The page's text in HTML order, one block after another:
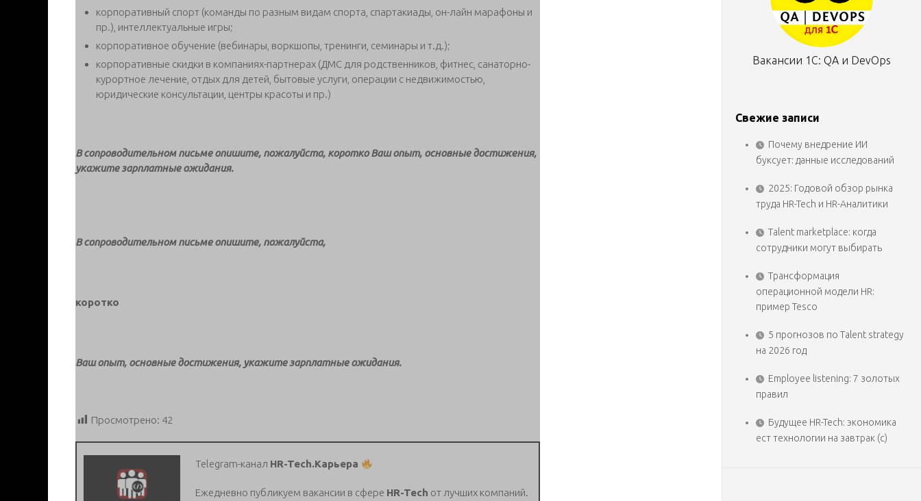
корпоративный спорт (команды по разным видам спорта, спартакиады, он-лайн марафоны и
пр.), интеллектуальные игры;
корпоративное обучение (вебинары, воркшопы, тренинги, семинары и т.д.);
корпоративные скидки в компаниях-партнерах (ДМС для родственников, фитнес, санаторно-
курортное лечение, отдых для детей, бытовые услуги, операции с недвижимостью,
юридические консультации, центры красоты и пр.)
В сопроводительном письме опишите, пожалуйста, коротко Ваш опыт, основные достижения,
укажите зарплатные ожидания.
В сопроводительном письме опишите, пожалуйста,
коротко
Ваш опыт, основные достижения, укажите зарплатные ожидания.
Просмотрено: 42
Telegram-канал HR-Tech.Карьера
Ежедневно публикуем вакансии в сфере HR-Tech от лучших компаний.
Вакансии 1С: QA и DevOps
Свежие записи
Почему внедрение ИИ
буксует: данные исследований
2025: Годовой обзор рынка
труда HR-Tech и HR-Аналитики
Talent marketplace: когда
сотрудники могут выбирать
Трансформация
операционной модели HR:
пример Tesco
5 прогнозов по Talent strategy
на 2026 год
Employee listening: 7 золотых
правил
Будущее HR-Tech: экономика
ест технологии на завтрак (с)